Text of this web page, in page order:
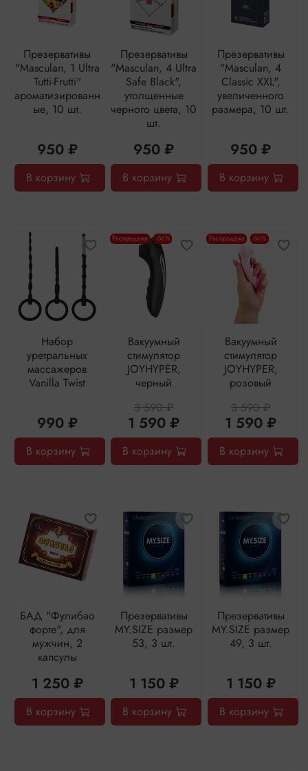
Презервативы
"Masculan, 1 Ultra
Tutti-Frutti"
ароматизированн
ые, 10 шт.
950 ₽
В корзину
Презервативы
"Masculan, 4 Ultra
Safe Black",
утолщенные
черного цвета, 10
шт.
950 ₽
В корзину
Презервативы
"Masculan, 4
Classic XXL",
увеличенного
размера, 10 шт.
950 ₽
В корзину
Набор
уретральных
массажеров
Vanilla Twist
990 ₽
В корзину
Распродажа -56%
Вакуумный
стимулятор
JOYHYPER,
черный
3 590 ₽
1 590 ₽
В корзину
Распродажа -56%
Вакуумный
стимулятор
JOYHYPER,
розовый
3 590 ₽
1 590 ₽
В корзину
БАД "Фулибао
форте", для
мужчин, 2
капсулы
1 250 ₽
В корзину
Презервативы
MY.SIZE размер
53, 3 шт.
1 150 ₽
В корзину
Презервативы
MY.SIZE размер
49, 3 шт.
1 150 ₽
В корзину